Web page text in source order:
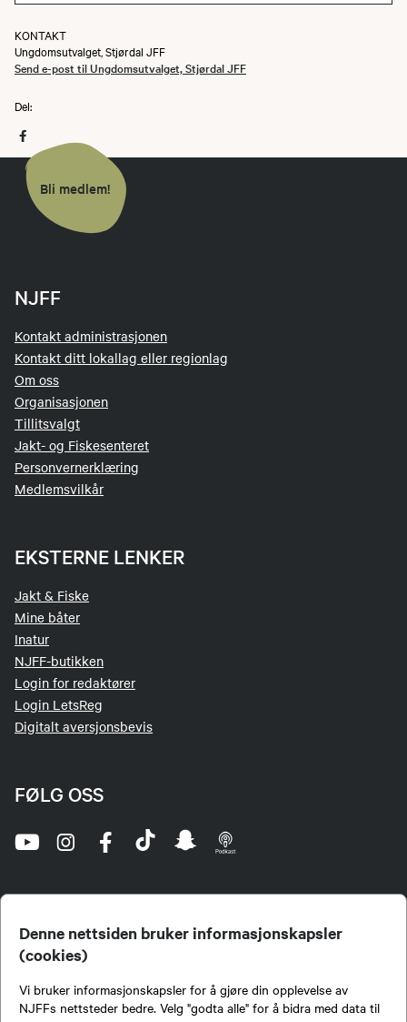
Denne nettsiden bruker informasjonskapsler
(cookies)
Vi bruker informasjonskapsler for å gjøre din opplevelse av
NJFFs nettsteder bedre. Velg "godta alle" for å bidra med data til
KONTAKT
Ungdomsutvalget, Stjørdal JFF
Send e-post til Ungdomsutvalget, Stjørdal JFF
Del:
Bli medlem!
NJFF
Kontakt administrasjonen
Kontakt ditt lokallag eller regionlag
Om oss
Organisasjonen
Tillitsvalgt
Jakt- og Fiskesenteret
Personvernerklæring
Medlemsvilkår
EKSTERNE LENKER
Jakt & Fiske
Mine båter
Inatur
NJFF-butikken
Login for redaktører
Login LetsReg
Digitalt aversjonsbevis
FØLG OSS
jegere og sportsfiskere og et av de viktigste miljøene for formidling av kunnskap om jakt og
fiske i Norge. Vi er en partipolitisk nøytral organisasjon, men har et sterkt jakt-, fiske-, og